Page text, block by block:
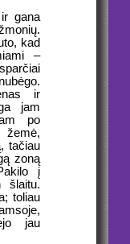
gana
kad
–
ir
jam
po
tačiau
zoną
į
šlaitu.
toliau
jau